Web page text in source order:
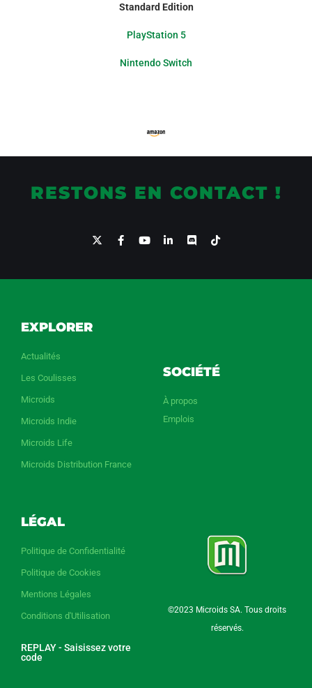
Standard Edition
PlayStation 5
Nintendo Switch
RESTONS EN CONTACT !
EXPLORER
Actualités
Les Coulisses
Microids
Microids Indie
Microids Life
Microids Distribution France
SOCIÉTÉ
À propos
Emplois
LÉGAL
Politique de Confidentialité
Politique de Cookies
Mentions Légales
Conditions d'Utilisation
REPLAY - Saisissez votre
code
©2023 Microids SA. Tous droits
réservés.